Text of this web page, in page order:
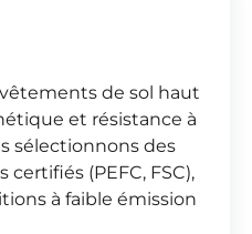
de sol haut
et résistance à
sélectionnons des
(PEFC, FSC),
à faible émission